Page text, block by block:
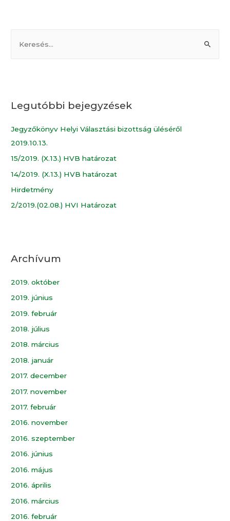
Legutóbbi bejegyzések
Jegyzőkönyv Helyi Választási bizottság üléséről
2019.10.13.
15/2019. (X.13.) HVB határozat
14/2019. (X.13.) HVB határozat
Hirdetmény
2/2019.(02.08.) HVI Határozat
Archívum
2019. október
2019. június
2019. február
2018. július
2018. március
2018. január
2017. december
2017. november
2017. február
2016. november
2016. szeptember
2016. június
2016. május
2016. április
2016. március
2016. február